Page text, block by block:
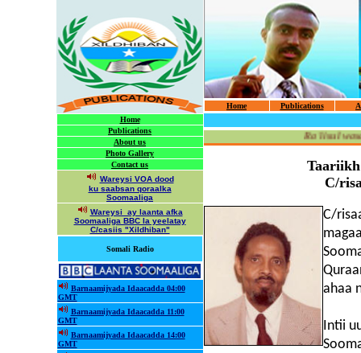
Home Publications
Home
Publications
About us
Photo Gallery
Contact us
Wareysi VOA dood
ku saabsan qoraalka
Soomaaliga
Wareysi ay laanta afka
Soomaaliga BBC la yeelatay
C/casiis "Xildhiban"
Somali Radio
Barnaamijyada Idaacadda 04:00
GMT
Barnaamijyada Idaacadda 11:00
GMT
Barnaamijyada Idaacadda 14:00
GMT
Ra'iisul wasaare C/risaaq
C/
C/
ahaa
Intii